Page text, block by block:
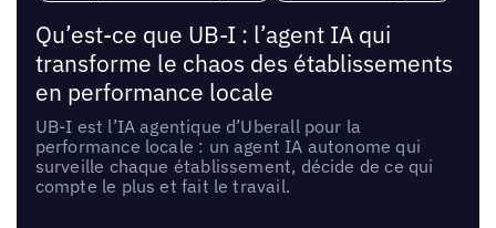
Qu’est-ce que UB-I : l’agent IA qui
transforme le chaos des établissements
en performance locale
UB-I est l’IA agentique d’Uberall pour la
performance locale : un agent IA autonome qui
surveille chaque établissement, décide de ce qui
compte le plus et fait le travail.